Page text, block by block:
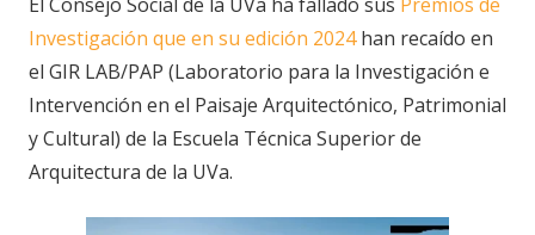
Investigación que en su edición 2024han recaído en
el GIR LAB/PAP (Laboratorio para la Investigación e
Intervención en el Paisaje Arquitectónico, Patrimonial
y Cultural) de la Escuela Técnica Superior de
Arquitectura de la UVa.